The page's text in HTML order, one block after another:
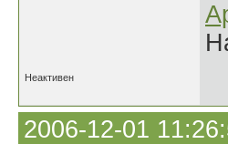
Неактивен
2006-12-01